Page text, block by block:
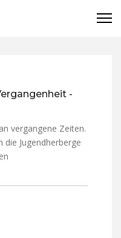
-
vergangene Zeiten.
die Jugendherberge